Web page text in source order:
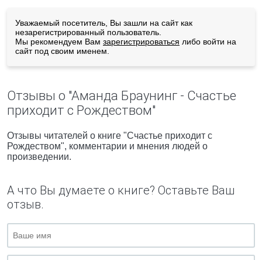
Уважаемый посетитель, Вы зашли на сайт как
незарегистрированный пользователь.
Мы рекомендуем Вам зарегистрироваться либо войти на
сайт под своим именем.
Отзывы о "Аманда Браунинг - Счастье
приходит с Рождеством"
Отзывы читателей о книге "Счастье приходит с
Рождеством", комментарии и мнения людей о
произведении.
А что Вы думаете о книге? Оставьте Ваш
отзыв.